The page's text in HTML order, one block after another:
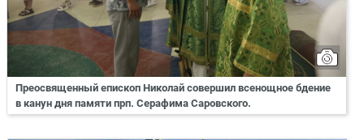
Преосвященный епископ Николай совершил всенощное бдение
в канун дня памяти прп. Серафима Саровского.